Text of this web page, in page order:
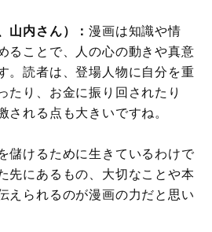
山内さん）：漫画は知識や情
ることで、人の心の動きや真意
。読者は、登場人物に自分を重
たり、お金に振り回されたり
される点も大きいですね。
儲けるために生きているわけで
先にあるもの、大切なことや本
えられるのが漫画の力だと思い